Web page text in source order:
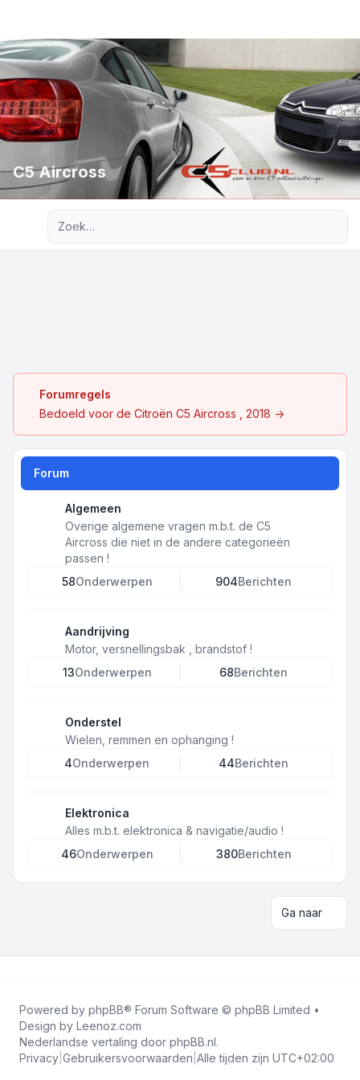
C5 Aircross
Forumregels
Bedoeld voor de Citroën C5 Aircross , 2018 ->
Forum
Algemeen
Overige algemene vragen m.b.t. de C5
Aircross die niet in de andere categorieën
passen !
58Onderwerpen 904Berichten
Aandrijving
Motor, versnellingsbak , brandstof !
13Onderwerpen 68Berichten
Onderstel
Wielen, remmen en ophanging !
4Onderwerpen 44Berichten
Elektronica
Alles m.b.t. elektronica & navigatie/audio !
46Onderwerpen 380Berichten
Ga naar
Powered by phpBB® Forum Software © phpBB Limited •
Design by Leenoz.com
Nederlandse vertaling door phpBB.nl.
Privacy Gebruikersvoorwaarden Alle tijden zijn UTC+02:00